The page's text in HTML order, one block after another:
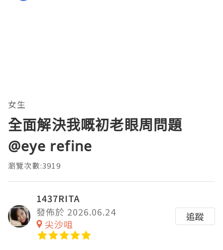
女生
全面解決我嘅初老眼周問題
@eye refine
瀏覽次數:3919
1437RITA
發佈於 2026.06.24
尖沙咀
追蹤